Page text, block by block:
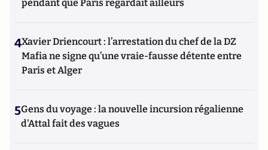
pendant que Paris regardait ailleurs
4Xavier Driencourt : l’arrestation du chef de la DZ
Mafia ne signe qu’une vraie-fausse détente entre
Paris et Alger
5Gens du voyage : la nouvelle incursion régalienne
d'Attal fait des vagues